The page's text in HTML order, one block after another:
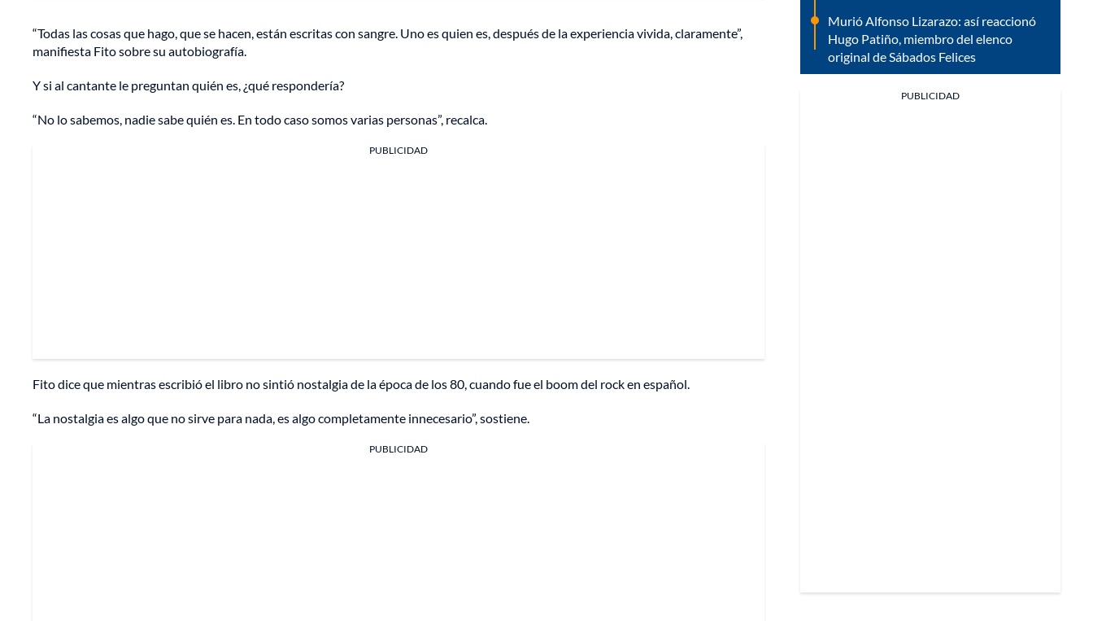
“Todas las cosas que hago, que se hacen, están escritas con sangre. Uno es quien es, después de la experiencia vivida, claramente”,
manifiesta Fito sobre su autobiografía.
Y si al cantante le preguntan quién es, ¿qué respondería?
“No lo sabemos, nadie sabe quién es. En todo caso somos varias personas”, recalca.
PUBLICIDAD
Fito dice que mientras escribió el libro no sintió nostalgia de la época de los 80, cuando fue el boom del rock en español.
“La nostalgia es algo que no sirve para nada, es algo completamente innecesario”, sostiene.
PUBLICIDAD
Murió Alfonso Lizarazo: así reaccionó
Hugo Patiño, miembro del elenco
original de Sábados Felices
PUBLICIDAD